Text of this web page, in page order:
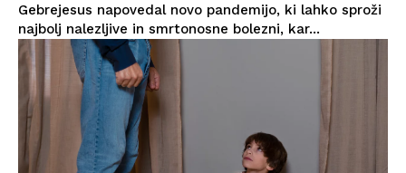
Gebrejesus napovedal novo pandemijo, ki lahko sproži
najbolj nalezljive in smrtonosne bolezni, kar...